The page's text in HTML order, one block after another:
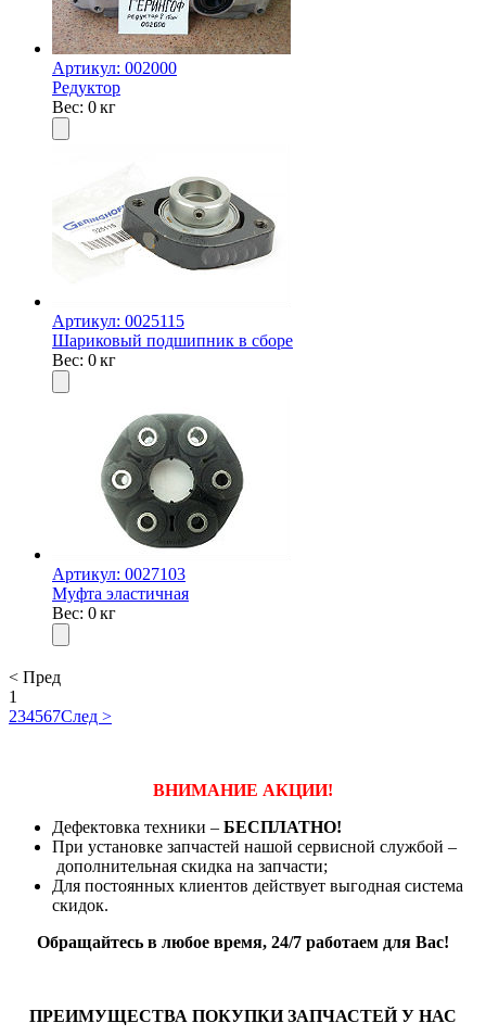
Артикул: 002000
Редуктор
Вес: 0 кг
Артикул: 0025115
Шариковый подшипник в сборе
Вес: 0 кг
Артикул: 0027103
Муфта эластичная
Вес: 0 кг
< Пред
1
234567След >
ВНИМАНИЕ АКЦИИ!
Дефектовка техники – БЕСПЛАТНО!
При установке запчастей нашой сервисной службой –
дополнительная скидка на запчасти;
Для постоянных клиентов действует выгодная система
скидок.
Обращайтесь в любое время, 24/7 работаем для Вас!
ПРЕИМУЩЕСТВА ПОКУПКИ ЗАПЧАСТЕЙ У НАС